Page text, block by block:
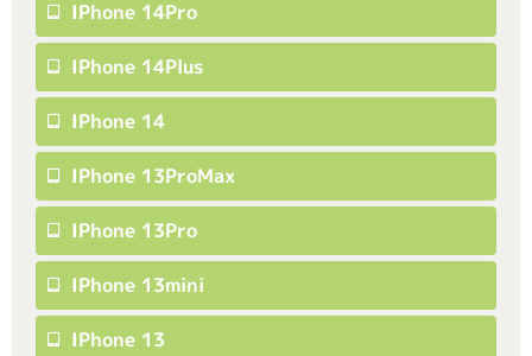
IPhone 14Pro
IPhone 14Plus
IPhone 14
IPhone 13ProMax
IPhone 13Pro
IPhone 13mini
IPhone 13